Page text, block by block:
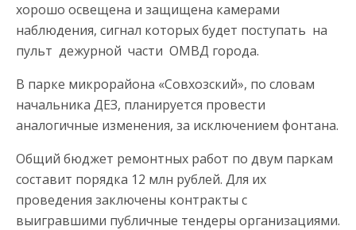
хорошо освещена и защищена камерами
наблюдения, сигнал которых будет поступать на
пульт дежурной части ОМВД города.
В парке микрорайона «Совхозский», по словам
начальника ДЕЗ, планируется провести
аналогичные изменения, за исключением фонтана.
Общий бюджет ремонтных работ по двум паркам
составит порядка 12 млн рублей. Для их
проведения заключены контракты с
выигравшими публичные тендеры организациями.